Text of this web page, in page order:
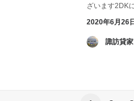
ざいます2DK
2020年6月26日
諏訪貸